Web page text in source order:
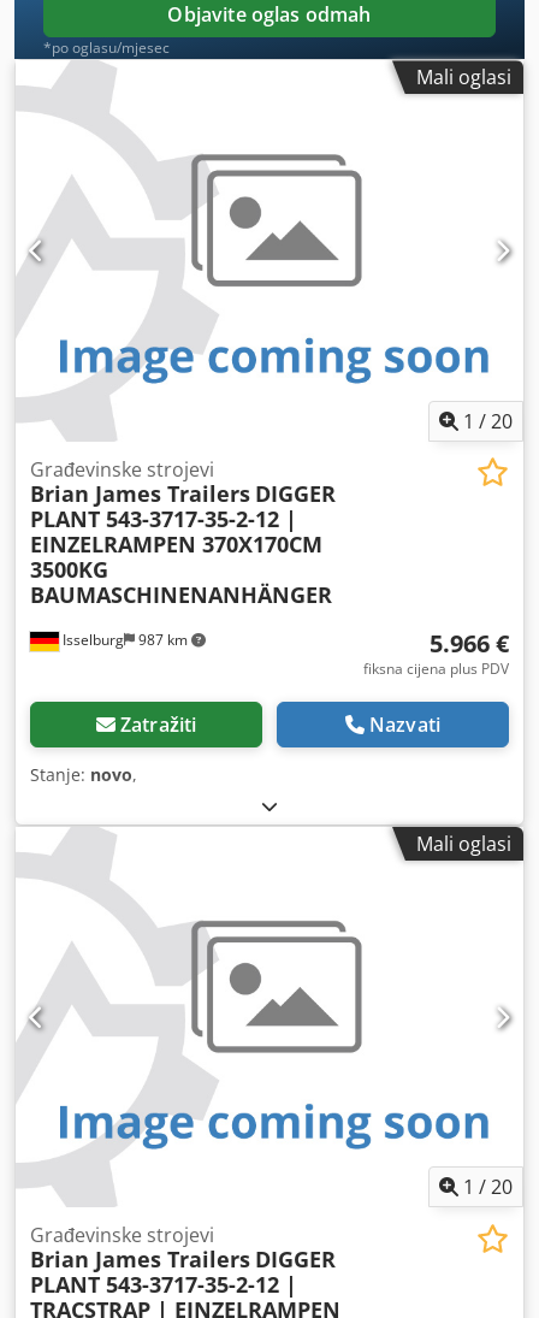
Objavite oglas odmah
*po oglasu/mjesec
Mali oglasi
1 /20
Isselburg 987 km
Građevinske strojevi
Brian James Trailers DIGGER
PLANT 543-3717-35-2-12 |
EINZELRAMPEN 370X170CM
3500KG
BAUMASCHINENANHÄNGER
5.966 €
fiksna cijena plus PDV
Zatražiti Nazvati
Stanje: novo,
Mali oglasi
1 /20
Građevinske strojevi
Brian James Trailers DIGGER
PLANT 543-3717-35-2-12 |
TRACSTRAP | EINZELRAMPEN